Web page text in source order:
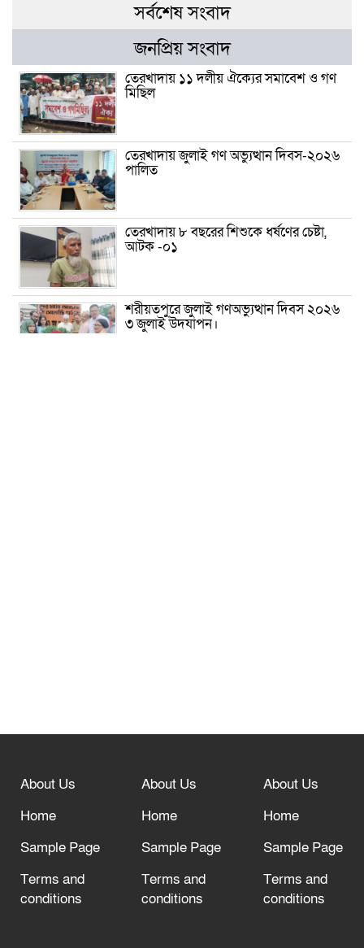
সর্বশেষ সংবাদ
জনপ্রিয় সংবাদ
তেরখাদায় ১১ দলীয় ঐক্যের সমাবেশ ও গণ
মিছিল
তেরখাদায় জুলাই গণ অভ্যুত্থান দিবস-২০২৬
পালিত
তেরখাদায় ৮ বছরের শিশুকে ধর্ষণের চেষ্টা,
আটক -০১
শরীয়তপুরে জুলাই গণঅভ্যুত্থান দিবস ২০২৬
৩ জুলাই উদযাপন।
“অসহযোগ” আন্দোলনের হুমকি
দরজা খোলা রেখেছেন
About Us
Home
Sample Page
Terms and
conditions
About Us
Home
Sample Page
Terms and
conditions
About Us
Home
Sample Page
Terms and
conditions